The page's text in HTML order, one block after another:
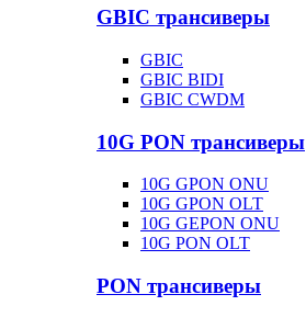
GBIC трансиверы
GBIC
GBIC BIDI
GBIC CWDM
10G PON трансиверы
10G GPON ONU
10G GPON OLT
10G GEPON ONU
10G PON OLT
PON трансиверы